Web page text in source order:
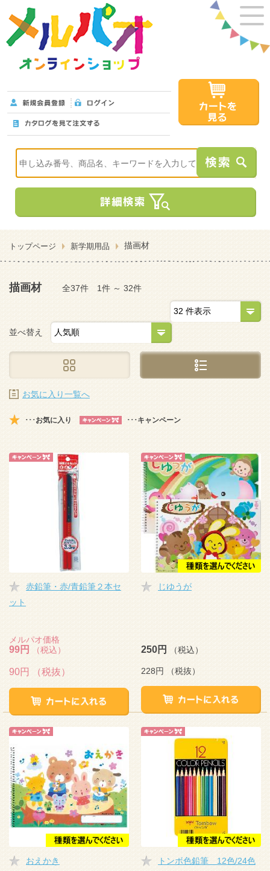
トップページ 新学期用品 描画材
描画材 全37件 1件 ～ 32件
並べ替え
お気に入り一覧へ
･･･お気に入り ･･･キャンペーン
赤鉛筆・赤/青鉛筆２本セ
ット
メルパオ価格
99円 （税込）
90円 （税抜）
じゆうが
250円 （税込）
228円 （税抜）
おえかき
トンボ色鉛筆 12色/24色